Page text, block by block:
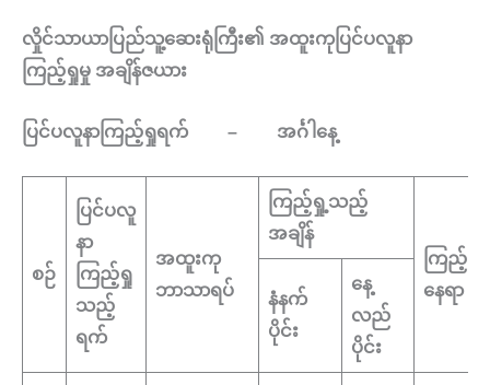
လှိုင်သာယာပြည်သူ့ဆေးရုံကြီး၏ အထူးကုပြင်ပလူနာ
ကြည့်ရှုမှု အချိန်ဇယား
ပြင်ပလူနာကြည့်ရှုရက် – အင်္ဂါနေ့
စဉ်
ပြင်ပလူ
နာ
ကြည့်ရှု
သည့်
ရက်
အထူးကု
ဘာသာရပ်
ကြည့်ရှု့သည့်
အချိန်
ကြည့်
နေရာ
နံနက်
ပိုင်း
နေ့
လည်
ပိုင်း